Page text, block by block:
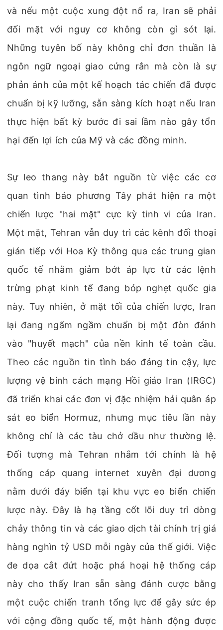
và nếu một cuộc xung đột nổ ra, Iran sẽ phải
đối mặt với nguy cơ không còn gì sót lại.
Những tuyên bố này không chỉ đơn thuần là
ngôn ngữ ngoại giao cứng rắn mà còn là sự
phản ánh của một kế hoạch tác chiến đã được
chuẩn bị kỹ lưỡng, sẵn sàng kích hoạt nếu Iran
thực hiện bất kỳ bước đi sai lầm nào gây tổn
hại đến lợi ích của Mỹ và các đồng minh.
Sự leo thang này bắt nguồn từ việc các cơ
quan tình báo phương Tây phát hiện ra một
chiến lược "hai mặt" cực kỳ tinh vi của Iran.
Một mặt, Tehran vẫn duy trì các kênh đối thoại
gián tiếp với Hoa Kỳ thông qua các trung gian
quốc tế nhằm giảm bớt áp lực từ các lệnh
trừng phạt kinh tế đang bóp nghẹt quốc gia
này. Tuy nhiên, ở mặt tối của chiến lược, Iran
lại đang ngấm ngầm chuẩn bị một đòn đánh
vào "huyết mạch" của nền kinh tế toàn cầu.
Theo các nguồn tin tình báo đáng tin cậy, lực
lượng vệ binh cách mạng Hồi giáo Iran (IRGC)
đã triển khai các đơn vị đặc nhiệm hải quân áp
sát eo biển Hormuz, nhưng mục tiêu lần này
không chỉ là các tàu chở dầu như thường lệ.
Đối tượng mà Tehran nhắm tới chính là hệ
thống cáp quang internet xuyên đại dương
nằm dưới đáy biển tại khu vực eo biển chiến
lược này. Đây là hạ tầng cốt lõi duy trì dòng
chảy thông tin và các giao dịch tài chính trị giá
hàng nghìn tỷ USD mỗi ngày của thế giới. Việc
đe dọa cắt đứt hoặc phá hoại hệ thống cáp
này cho thấy Iran sẵn sàng đánh cược bằng
một cuộc chiến tranh tổng lực để gây sức ép
với cộng đồng quốc tế, một hành động được